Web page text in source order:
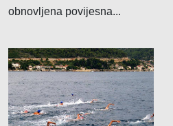
obnovljena povijesna...